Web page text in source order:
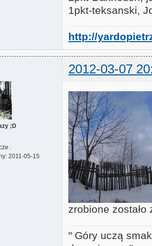
1pkt-teksanski,
http://
2012-03-07
;D
.
2011-05-15
zrobione
" Góry uczą